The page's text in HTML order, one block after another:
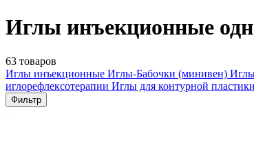
Иглы инъекционные
63 товаров
Иглы инъекционные Иглы-Бабочки (минивен)
иглорефлексотерапии Иглы для контурной пластики
Фильтр